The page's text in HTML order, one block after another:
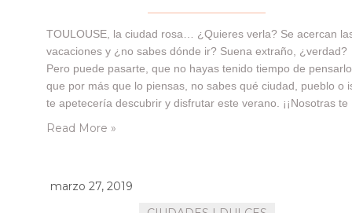
TOULOUSE, la ciudad rosa… ¿Quieres verla? Se acercan
vacaciones y ¿no sabes dónde ir? Suena extraño, ¿verdad?
Pero puede pasarte, que no hayas tenido tiempo de
que por más que lo piensas, no sabes qué ciudad, pueblo o
te apetecería descubrir y disfrutar este verano. ¡¡Nosotras te
damos la solución!! ¿Dónde te proponemos ir? ¡¡Correcto!!
Read More »
marzo 27, 2019